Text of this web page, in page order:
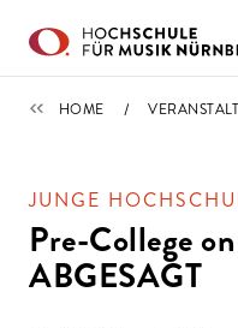
TERMINE
HOME
JUNGE
Pre-College
ABGESAGT